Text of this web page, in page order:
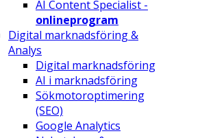
AI Content Specialist -
onlineprogram
Digital marknadsföring &
Analys
Digital marknadsföring
AI i marknadsföring
Sökmotoroptimering
(SEO)
Google Analytics